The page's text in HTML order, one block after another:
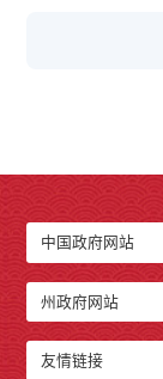
中国政府网站
州政府网站
友情链接